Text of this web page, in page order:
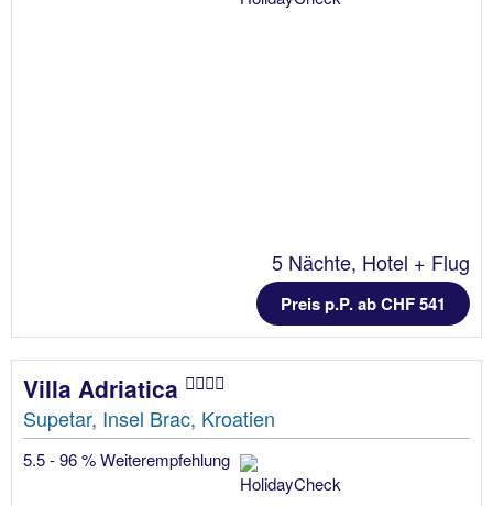
5 Nächte, Hotel + Flug
Preis p.P. ab CHF 541
Villa Adriatica
Supetar, Insel Brac, Kroatien
5.5 - 96 % Weiterempfehlung